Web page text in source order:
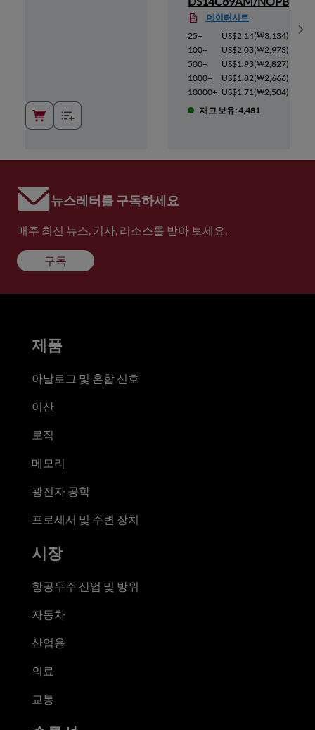
데이터시트
25+
US$2.14(₩3,134)
100+
US$2.03(₩2,973)
500+
US$1.93(₩2,827)
1000+
US$1.82(₩2,666)
10000+ US$1.71(₩2,504)
재고 보유: 4,481
뉴스레터를 구독하세요
매주 최신 뉴스, 기사, 리소스를 받아 보세요.
구독
제품
아날로그 및 혼합 신호
이산
로직
메모리
광전자 공학
프로세서 및 주변 장치
시장
항공우주 산업 및 방위
자동차
산업용
의료
교통